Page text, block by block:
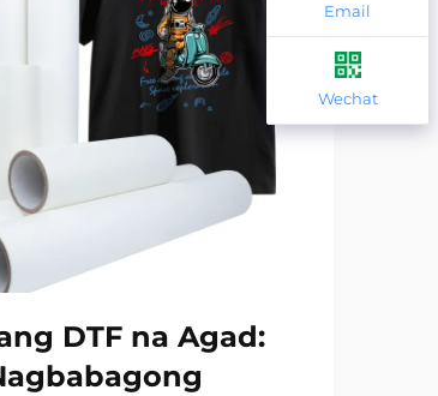
DTF na Agad:
Email
Wechat